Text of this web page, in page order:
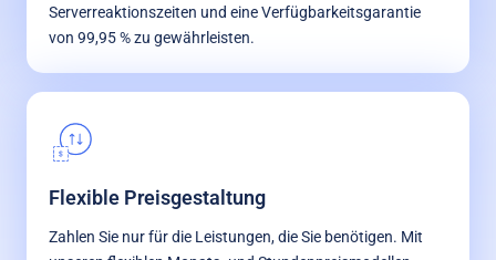
Serverreaktionszeiten und eine Verfügbarkeitsgarantie
von 99,95 % zu gewährleisten.
Flexible Preisgestaltung
Zahlen Sie nur für die Leistungen, die Sie benötigen. Mit